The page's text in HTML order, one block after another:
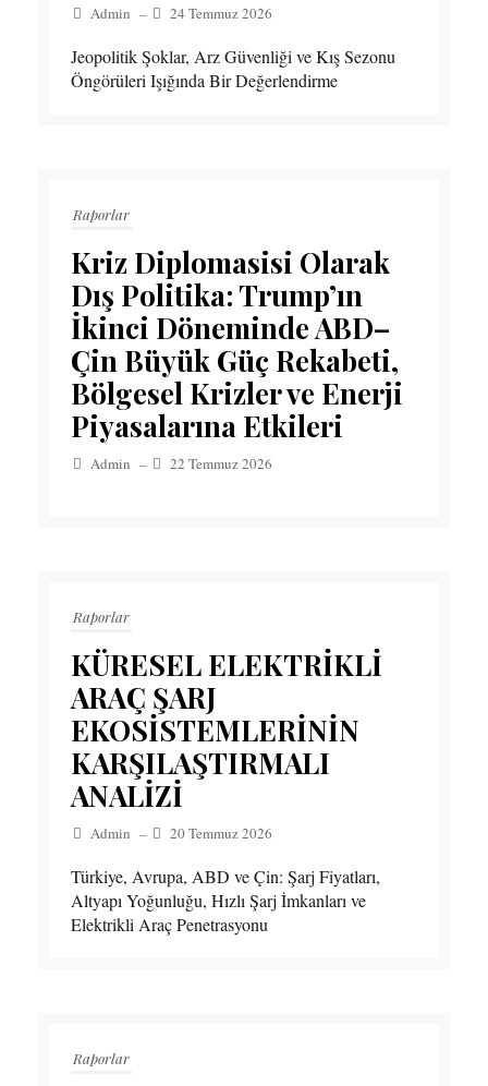
Admin – 24 Temmuz 2026
Jeopolitik Şoklar, Arz Güvenliği ve Kış Sezonu
Öngörüleri Işığında Bir Değerlendirme
Raporlar
Kriz Diplomasisi Olarak
Dış Politika: Trump’ın
İkinci Döneminde ABD–
Çin Büyük Güç Rekabeti,
Bölgesel Krizler ve Enerji
Piyasalarına Etkileri
Admin – 22 Temmuz 2026
Raporlar
KÜRESEL ELEKTRİKLİ
ARAÇ ŞARJ
EKOSİSTEMLERİNİN
KARŞILAŞTIRMALI
ANALİZİ
Admin – 20 Temmuz 2026
Türkiye, Avrupa, ABD ve Çin: Şarj Fiyatları,
Altyapı Yoğunluğu, Hızlı Şarj İmkanları ve
Elektrikli Araç Penetrasyonu
Raporlar